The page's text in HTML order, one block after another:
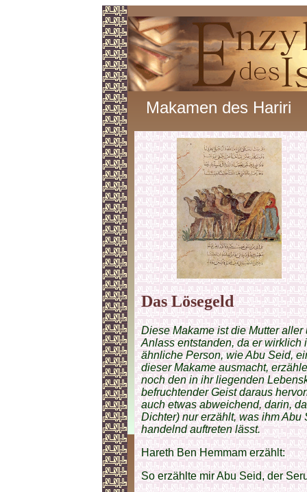
Makamen des Hariri
Das Lösegeld
Diese Makame ist die Mutter
Anlass entstanden, da er wirklich
ähnliche Person, wie Abu Seid,
dieser Makame ausmacht,
noch den in ihr liegenden
befruchtender Geist daraus
auch etwas abweichend, darin,
Dichter) nur erzählt, was ihm
handelnd auftreten lässt.
Hareth Ben Hemmam erzählt:
So erzählte mir Abu Seid, der